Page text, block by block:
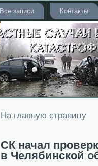
Все записи Контакты
На главную страницу
СК начал
в Челябинской